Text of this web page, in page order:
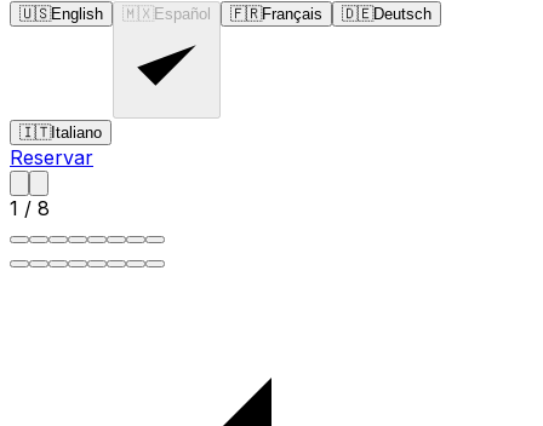
🇺🇸English 🇲🇽 Español 🇫🇷Français 🇩🇪Deutsch
🇮🇹Italiano
Reservar
1 / 8